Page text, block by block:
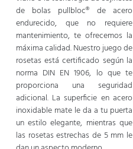
de bolas pullbloc® de acero
endurecido, que no requiere
mantenimiento, te ofrecemos la
máxima calidad. Nuestro juego de
rosetas está certificado según la
norma DIN EN 1906, lo que te
proporciona una seguridad
adicional. La superficie en acero
inoxidable mate le da a tu puerta
un estilo elegante, mientras que
las rosetas estrechas de 5 mm le